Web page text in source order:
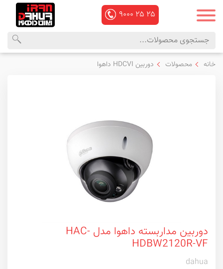
۹۰۰۰ ۲۵ ۲۵
محصولات
منوی
اصلی
خانه محصولات دوربین HDCVI داهوا
دوربین مداربسته داهوا مدل HAC-
HDBW2120R-VF
dahua